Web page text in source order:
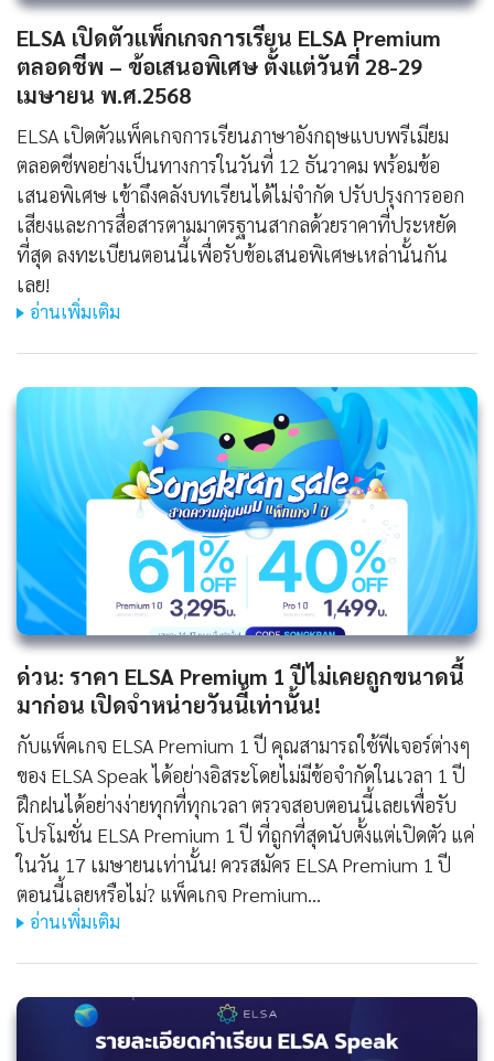
ELSA เปิดตัวแพ็กเกจการเรียน ELSA Premium
ตลอดชีพ – ข้อเสนอพิเศษ ตั้งแต่วันที่ 28-29
เมษายน พ.ศ.2568
ELSA เปิดตัวแพ็คเกจการเรียนภาษาอังกฤษแบบพรีเมียม
ตลอดชีพอย่างเป็นทางการในวันที่ 12 ธันวาคม พร้อมข้อ
เสนอพิเศษ เข้าถึงคลังบทเรียนได้ไม่จำกัด ปรับปรุงการออก
เสียงและการสื่อสารตามมาตรฐานสากลด้วยราคาที่ประหยัด
ที่สุด ลงทะเบียนตอนนี้เพื่อรับข้อเสนอพิเศษเหล่านั้นกัน
เลย!
อ่านเพิ่มเติม
ด่วน: ราคา ELSA Premium 1 ปีไม่เคยถูกขนาดนี้
มาก่อน เปิดจำหน่ายวันนี้เท่านั้น!
กับแพ็คเกจ ELSA Premium 1 ปี คุณสามารถใช้ฟีเจอร์ต่างๆ
ของ ELSA Speak ได้อย่างอิสระโดยไม่มีข้อจำกัดในเวลา 1 ปี
ฝึกฝนได้อย่างง่ายทุกที่ทุกเวลา ตรวจสอบตอนนี้เลยเพื่อรับ
โปรโมชั่น ELSA Premium 1 ปี ที่ถูกที่สุดนับตั้งแต่เปิดตัว แค่
ในวัน 17 เมษายนเท่านั้น! ควรสมัคร ELSA Premium 1 ปี
ตอนนี้เลยหรือไม่? แพ็คเกจ Premium…
อ่านเพิ่มเติม